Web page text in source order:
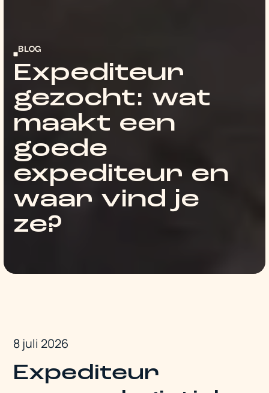
BLOG
Expediteur
gezocht: wat
maakt een
goede
expediteur en
waar vind je
ze?
8 juli 2026
Expediteur